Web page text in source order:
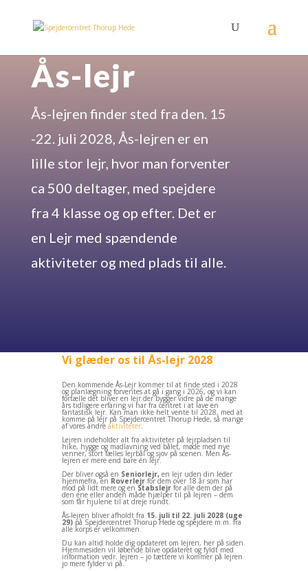
Ås-lejr
Ås-lejren finder sted fra den. 15
-22. juli 2028, Ås-lejren er en
lille stor lejr, hvor man forventer
ca 500 deltager, med spejdere
fra 4 klasse og op efter. Det er
en Lejr med spændende
aktiviteter og med plads til alle.
Vi glæder os til Ås-lejr 2028
Den kommende Ås-Lejr kommer til at finde sted i 2028
og planlægning forventes at gå i gang i 2026, og vi kan
fortælle det bliver en lejr der bygger vidre på de mange
års tidligere erfaring vi har fra centret i at lave en
fantastisk lejr. Kan man ikke helt vente til 2028, med at
komme på lejr på Spejdercentret Thorup Hede, så mange
af vores andre aktiviteter.
Lejren indeholder alt fra aktiviteter på lejrpladsen til
hike, hygge og madlavning ved bålet, møde med nye
venner, stort fælles lejrbål og sjov på scenen. Men Ås-
lejren er mere end bare én lejr.
Der bliver også en Seniorlejr, en lejr uden din leder
hjemmefra, en Roverlejrfor dem over 18 år som har
mod på lidt mere og en Stabslejrfor alle dem der på
den ene eller anden måde hjælper til på lejren – dem
som får hjulene til at dreje rundt.
Ås-lejren bliver afholdt fra 15. juli til 22. juli 2028 (uge
29)på Spejdercentret Thorup Hede og spejdere m.m. fra
alle korps er velkommen.
Du kan altid holde dig opdateret om lejren, her på siden.
Hjemmesiden vil løbende blive opdateret og fyldt med
information vedr. lejren – jo tættere vi kommer på lejren
jo mere fylder vi på.